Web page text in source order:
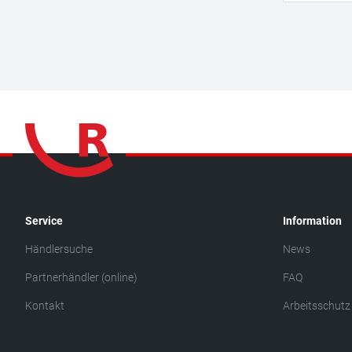
Service
Händlersuche
Partnerhändler (online)
Kontakt
Information
News
FAQ
Arbeitsschutz